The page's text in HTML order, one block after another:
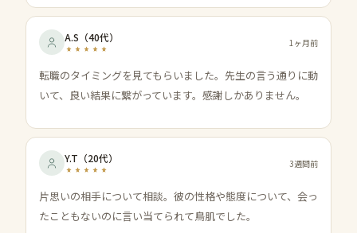
A.S （40代） 1ヶ月前
転職のタイミングを見てもらいました。先生の言う通りに動
いて、良い結果に繋がっています。感謝しかありません。
Y.T （20代） 3週間前
片思いの相手について相談。彼の性格や態度について、会っ
たこともないのに言い当てられて鳥肌でした。